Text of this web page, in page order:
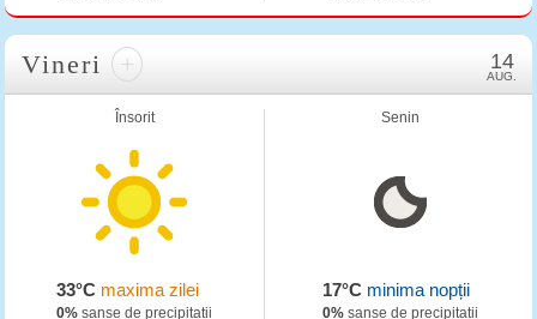
Vineri + 14
AUG.
Însorit
33°C maxima zilei
0% șanse de precipitații
Senin
17°Cminima nopții
0%șanse de precipitații